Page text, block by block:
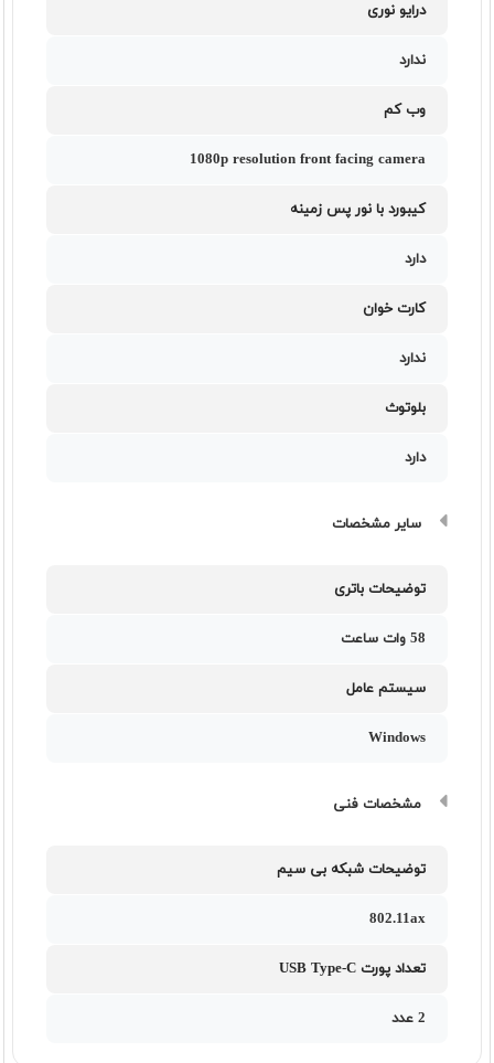
درایو نوری
ندارد
وب کم
1080p resolution front facing camera
کیبورد با نور پس زمینه
دارد
کارت خوان
ندارد
بلوتوث
دارد
سایر مشخصات
توضیحات باتری
58 وات ساعت
سیستم عامل
Windows
مشخصات فنی
توضیحات شبکه بی سیم
802.11ax
تعداد پورت USB Type-C
2 عدد